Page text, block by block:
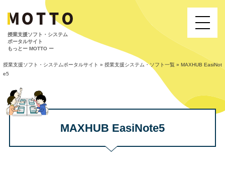
授業⽀援ソフト・システム
ポータルサイト
もっとー MOTTO ー
授業支援ソフト・システムポータルサイト » 授業支援システム・ソフト一覧 » MAXHUB EasiNot
e5
MAXHUB EasiNote5